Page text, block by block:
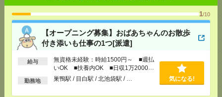
1/10
【オープニング募集】おばあちゃんのお散歩
付き添いも仕事の1つ[派遣]
給与
無資格未経験：時給1500円～ ■週払
いOK ■扶養内OK ■日収1万2000円
以上
勤務地 巣鴨駅 / 目白駅 / 北池袋駅 / … 気になる!
[勤務地]巣鴨駅/目白駅/北池袋駅/…
気になる！
【在宅勤務OK】時給3000円！10～16時＊残業ほぼな
し▼新日本橋で一般事務[派遣]
時給3000円 月収例 30万円 時給3000円×
実働5h×週5日×4週 ※月収例を保証するものではあ
りません。※給与即受取りサービス利用可（利用条